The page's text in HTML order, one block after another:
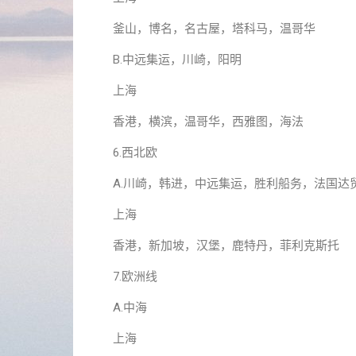
釜山，博名，名古屋，塔科马，温哥华
B.中远集运，川崎，阳明
上海
香港，横滨，温哥华，西雅图，海法
6.西北欧
A.川崎，韩进，中远集运，胜利船务，法国达
上海
香港，新加坡，汉堡，鹿特丹，菲利克斯托
7.欧洲线
A.中海
上海